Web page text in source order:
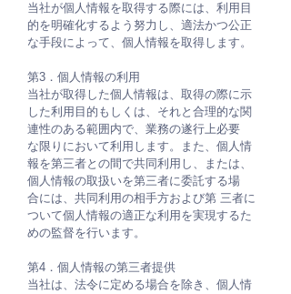
当社が個人情報を取得する際には、利用目
的を明確化するよう努力し、適法かつ公正
な手段によって、個人情報を取得します。
第3．個人情報の利用
当社が取得した個人情報は、取得の際に示
した利用目的もしくは、それと合理的な関
連性のある範囲内で、業務の遂行上必要
な限りにおいて利用します。また、個人情
報を第三者との間で共同利用し、または、
個人情報の取扱いを第三者に委託する場
合には、共同利用の相手方および第 三者に
ついて個人情報の適正な利用を実現するた
めの監督を行います。
第4．個人情報の第三者提供
当社は、法令に定める場合を除き、個人情